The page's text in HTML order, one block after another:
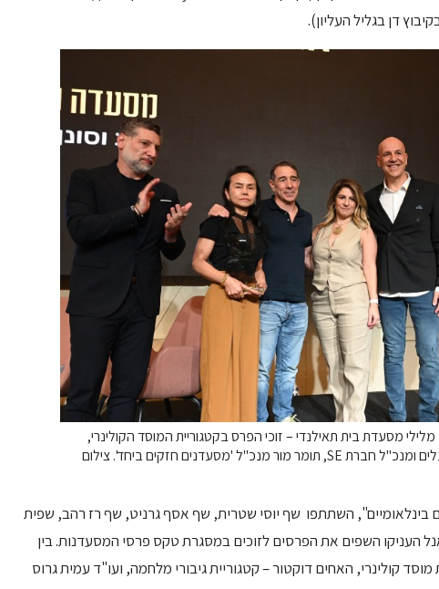
דן בגליל העליון).
מסעדת בית תאילנדי – זוכי הפרס בקטגוריית המוסד הקולינרי,
אילת כהן מנהלת הכנס, אילן ירון בעלים ומנכ"ל חברת SE, תומר מור מנכ"ל 'מסעדנים חזקים ביחד'. צילום
השנה! זוכי 2024 בפרסים בינלאומיים", השתתפו שף יוסי שטרית, שף אסף גרניט, שף רז רהב, שפית
העניקו השפים את הפרסים לזוכים במסגרת טקס פרסי המסעדנות. בין
קולינרי, האחים דוקטור – קטגוריית גיבורי מלחמה, ועו"ד עמית גרוס